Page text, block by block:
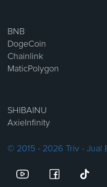
BNB
DogeCoin
Chainlink
MaticPolygon
SHIBAINU
AxieInfinity
© 2015 - 2026 Triv - Jual